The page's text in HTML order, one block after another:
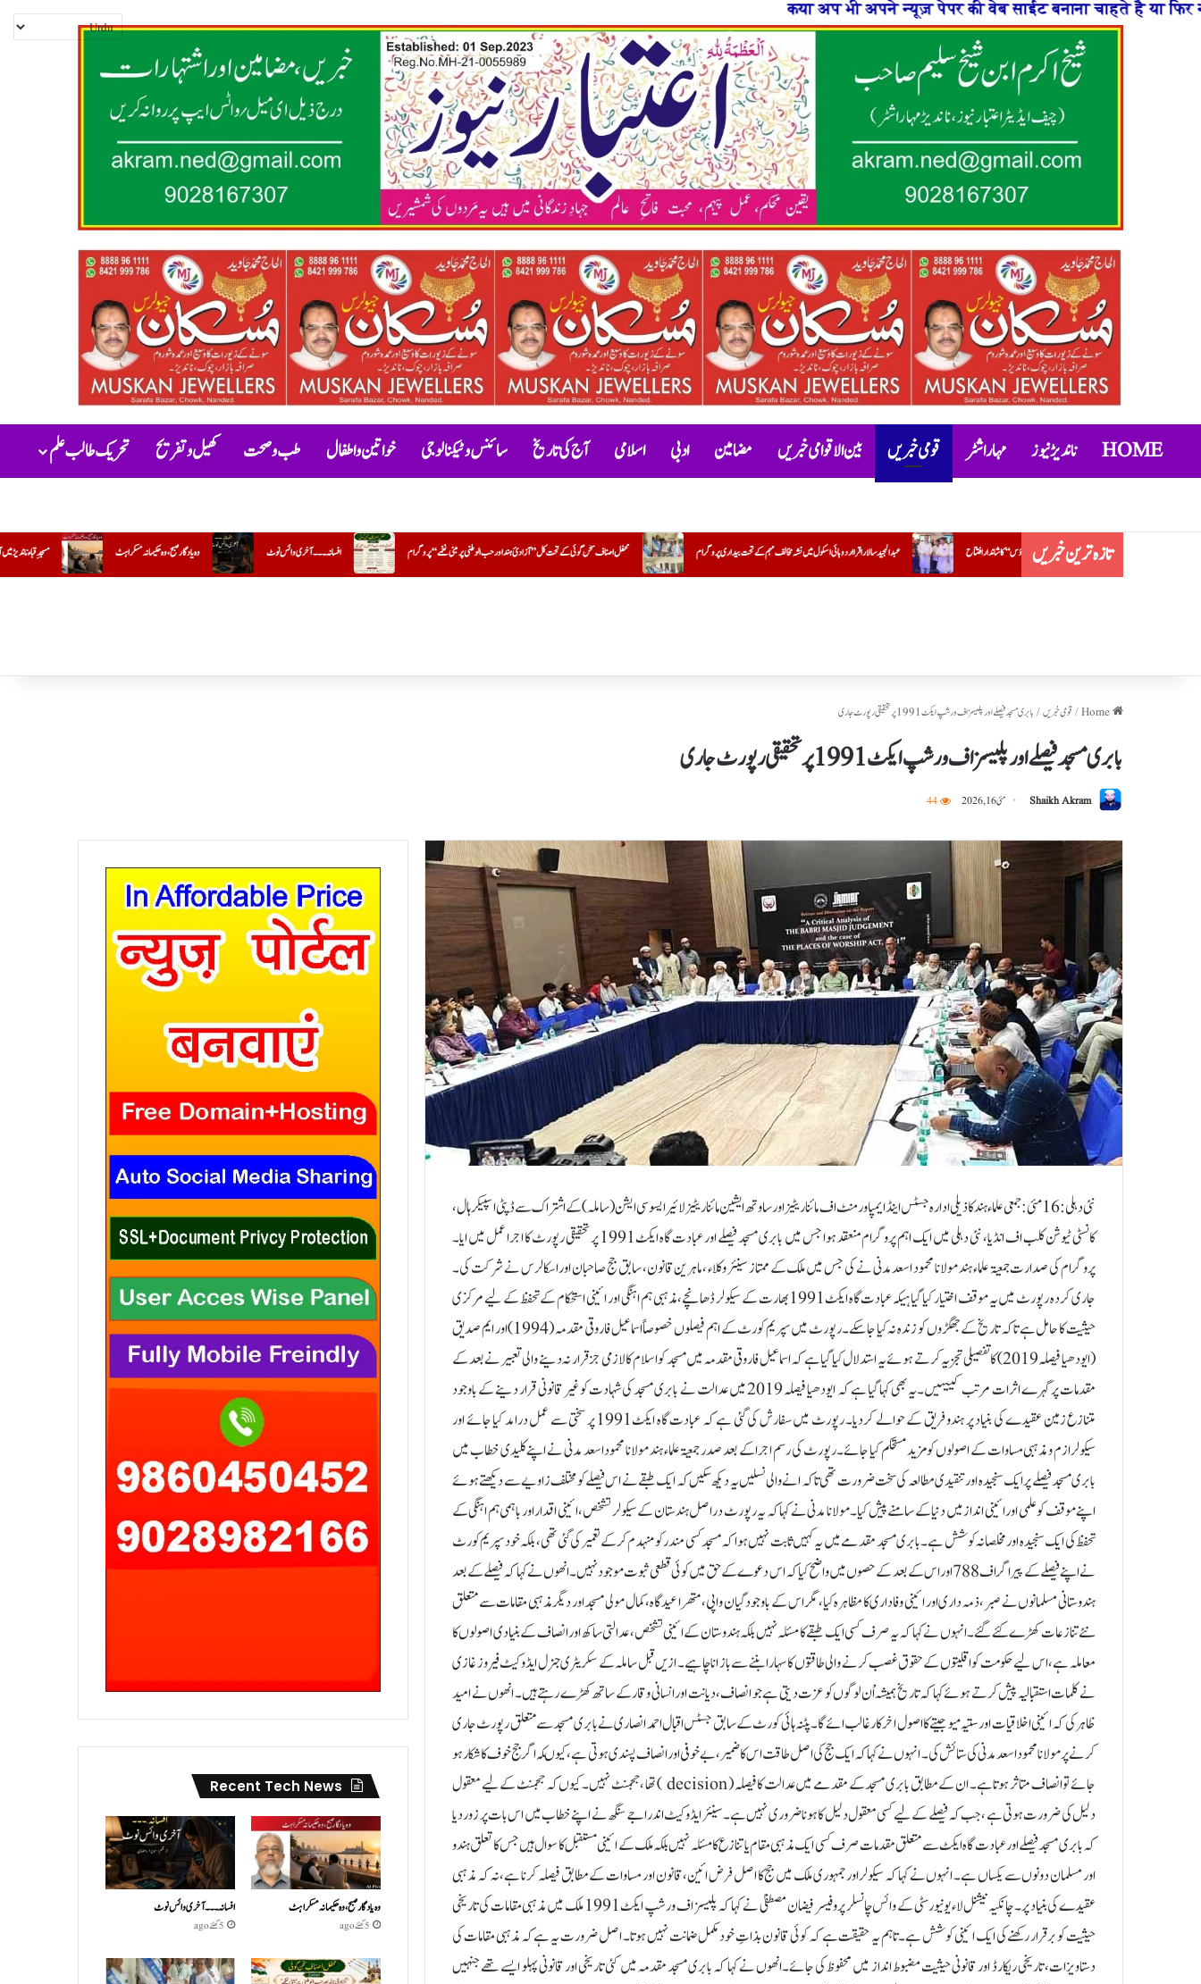
कया अप भी अपने न्यूज़ पेपर की वेब साईट बनाना चाहते है या फिर न्यूज़ पोर्टल बनाना
HOME ناندیڑ نیوز مہاراشٹر قومی خبریں بین الاقوامی خبریں مضامین ادبی اسلامی آج کی تاریخ سائنس و ٹیکنالوجی خواتین و اطفال طب و صحت کھیل و تفریح تحریک طالب علم
تازہ ترین خبریں مسجدِ قباء ناندیڑ میں آج خصوصی اصلاحی و تربیتی مجلس وہ یادگار صبح، وہ حکیمانہ مسکراہٹ افسانہ۔۔۔آخری وائس نوٹ محفل اصناف سخن گوئی کے تحت کل ”آزادئ ہند اور حب الوطنی پر مبنی نغمے“پروگرام عبدالمجید سالار اقرا اردو ہائی اسکول میں نشہ مخالف مہم کے تحت بیداری پروگرام ’’شیرا ٹاؤن مندی ہاؤس‘‘ کا شاندار افتتاح
/قومی خبریں/ بابری مسجد فیصلے اور پلیسز اف ورشپ ایکٹ 1991 پر تحقیقی رپورٹ جاری
بابری مسجد فیصلے اور پلیسز اف ورشپ ایکٹ 1991 پر تحقیقی رپورٹ جاری
Shaikh Akram مئی 16, 2026 44
نئی دہلی: 16 مئی:جمعی علماء ہند کا ذیلی ادارہ جسٹس اینڈ ایمپاورمنٹ اف مائناریٹیز اور ساوتھ ایشین مائناریٹیز لائیر ایسوسی ایشن(ساملہ) کے اشتراک سے ڈپٹی اسپیکر ہال،
کانسٹی ٹیوشن کلب اف انڈیا، نئی دہلی میں ایک اہم پروگرام منعقد ہوا جس میں بابری مسجد فیصلے اور عبادت گاہ ایکٹ1991 پر تحقیقی رپورٹ کا اجرا عمل میں ایا۔
پروگرام کی صدارت جمعیۃ علماء ہند مولانا محمود اسعد مدنی نے کی جس میں ملک کے ممتاز سینئر وکلاء ، ماہر ین قانون، سابق جج صاحبان اور اسکالرس نے شرکت کی۔
جاری کردہ رپورٹ میں یہ موقف اختیار کیا گیا ہیکہ عبادت گاہ ایکٹ1991 بھارت کے سیکولر ڈھانچے، مذہبی ہم اہنگی اور ائینی استحکام کے تحفظ کے لیے مرکزی
حیثیت کا حامل ہے تاکہ تاریخ کے جھگڑوں کو زندہ نہ کیا جاسکے۔رپورٹ میں سپریم کورٹ کے اہم فیصلوں خصوصاً اسماعیل فاروقی مقدمہ (1994) اور ایم صدیق
(ایودھیا فیصلہ 2019) کا تفصیلی تجزیہ کرتے ہوئے یہ استدلال کیا گیا ہے کہ اسماعیل فاروقی مقدمہ میں مسجد کو اسلام کا لازمی جز قرار نہ دینے والی تعبیر نے بعد کے
مقدمات پر گہرے اثرات مرتب کییہیں۔یہ بھی کہا گیا ہے کہ ایودھیا فیصلہ 2019 میں عدالت نے بابری مسجد کی شہادت کو غیر قانونی قرار دینے کے باوجود
متنازع زمین عقیدے کی بنیاد پر ہندو فریق کے حوالے کردیا۔ رپورٹ میں سفارش کی گئی ہے کہ عبادت گاہ ایکٹ1991 پر سختی سے عمل درامد کیا جائے اور
سیکولرازم و مذہبی مساوات کے اصولوں کو مزید مستحکم کیا جائے۔ رپورٹ کی رسم اجرا کے بعد صدر جمعیۃ علماء ہند مولانا محمود اسعد مدنی نے اپنے کلیدی خطاب میں
بابری مسجدفیصلے پر ایک سنجیدہ اور تنقیدی مطالعہ کی سخت ضرورت تھی تا کہ انے والی نسلیں یہ دیکھ سکیں کہ ایک طبقے نے اس فیصلے کو مختلف زاویے سے دیکھتے ہوئے
اپنے موقف کو علمی اور ائینی انداز میں دنیا کے سامنے پیش کیا۔ مولانا مدنی نے کہا کہ یہ رپورٹ دراصل ہندستان کے سیکولر تشخص، ائینی اقدار اور باہمی ہم اہنگی کے
تحفظ کی ایک سنجیدہ اور مخلصانہ کوشش ہے۔ بابری مسجد مقدمے میں یہ کہیں ثابت نہیں ہوا کہ مسجد کسی مندر کو منہدم کرکے تعمیر کی گئی تھی، بلکہ خود سپریم کورٹ
نے اپنے فیصلے کے پیراگراف 788 اور اس کے بعد کے حصوں میں واضح کیا کہ اس دعوے کے حق میں کوئی قطعی ثبوت موجود نہیں۔ انھوں نے کہا کہ فیصلے کے بعد
ہندوستانی مسلمانوں نے صبر، ذمہ داری اور ائینی وفاداری کا مظاہرہ کیا، مگر اس کے باوجود گیان واپی، متھرا عیدگاہ، کمال مولی مسجد اور دیگر مذہبی مقامات سے متعلق
نئے تنازعات کھڑے کئے گئے۔ انہوں نے کہا کہ یہ صرف کسی ایک طبقے کا مسئلہ نہیں بلکہ ہندوستان کے ائینی تشخص، عدالتی ساکھ اور انصاف کے بنیادی اصولوں کا
معاملہ ہے، اس لیے حکومت کو اقلیتوں کے حقوق غصب کرنے والی طاقتوں کا سہارا بننے سے باز انا چاہیے۔ ازیں قبل ساملہ کے سکریٹری جنرل ایڈوکیٹ فیروز غازی
نے کلمات استقبالیہ پیش کرتے ہوئے کہا کہ تاریخ ہمیشہ اْن لوگوں کو عزت دیتی ہے جو انصاف، دیانت اور انسانی وقار کے ساتھ کھڑے رہتے ہیں۔ انھوں نے امید
ظاہر کی کہ ائینی اخلاقیات اور ستیہ میو جیتے کا اصول اخرکار غالب ائے گا۔ پٹنہ ہائی کورٹ کے سابق جسٹس اقبال احمد انصاری نے بابری مسجد سے متعلق رپورٹ جاری
کرنے پر مولانا محمود اسعد مدنی کی ستائش کی۔ انہوں نے کہا کہ ایک جج کی اصل طاقت اس کا ضمیر، بے خوفی اور انصاف پسندی ہوتی ہے، کیو ںکہ اگر جج خوف کا شکار ہو
جائے تو انصاف متاثر ہوتا ہے۔ ان کے مطابق بابری مسجد کے مقدمے میں عدالت کا فیصلہ ( decision ) تھا ، ججمنٹ نہیں۔ کیوں کہ ججمنٹ کے لیے معقول
دلیل کی ضرورت ہوتی ہے ،جب کہ فیصلے کے لیے کسی معقول دلیل کا ہونا ضروری نہیں ہے۔ سینئر ایڈوکیٹ اندرا جے سنگھ نے اپنے خطاب میں اس بات پر زور دیا
کہ بابری مسجد فیصلے اور عبادت گاہ ایکٹ سے متعلق مقدمات صرف کسی ایک مذہبی مقام یا تنازع کا مسئلہ نہیں بلکہ ملک کے ائینی مستقبل کا سوال ہیں جس کا تعلق ہندو
اور مسلمان دونوں سے یکساں ہے۔ انہوں نے کہا کہ سیکولر اور جمہوری ملک میں جج کا اصل فرض ائین، قانون اور مساوات کے مطابق فیصلہ کرنا ہے، نہ کہ مذہبی
عقیدے کی بنیاد پر۔ چانکیہ نیشنل لاء یونیورسٹی کے وائس چانسلر پروفیسر فیضان مصطفی ٰ نے کہا کہ پلیسز اف ورشپ ایکٹ 1991 ملک میں مذہبی مقامات کی تاریخی
حیثیت کو برقرار رکھنے کی ایک ائینی کوشش ہے۔تاہم یہ حقیقت ہے کہ کوئی قانون بذاتِ خود مکمل ضمانت نہیں ہوتا۔ اصل ضرورت یہ ہے کہ مذہبی مقامات کی
دستاویزات، تاریخی ریکارڈ اور قانونی حیثیت مضبوط انداز میں محفوظ کی جائے۔انھوں نے کہا کہ بابری مسجد مقدمہ میں کئی تاریخی اور قانونی پہلو ایسے تھے جنہیں
Recent Tech News
وہ یادگار صبح، وہ حکیمانہ مسکراہٹ
5 گھنٹے ago
افسانہ۔۔۔آخری وائس نوٹ
5 گھنٹے ago